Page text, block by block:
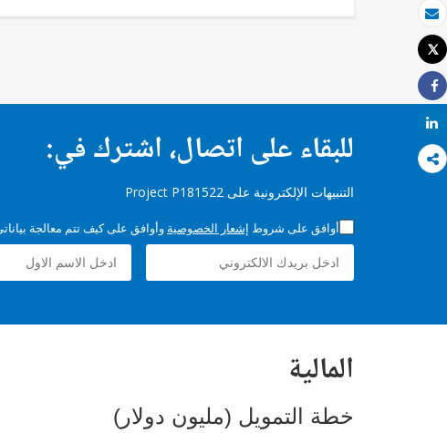
بريد الكتروني
طباعة
Tweet
Share
Share
للبقاء على اتصال، اشترك في:
التنبيهات الإلكترونية على Project P181522
أوافق على شروط إشعار الخصوصية وأوافق على كيف تتم معالجة
المالية
خطة التمويل (مليون دولار)